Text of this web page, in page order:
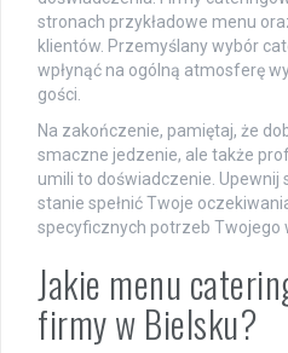
stronach przykładowe menu
klientów. Przemyślany wybór
wpłynąć na ogólną atmosferę
gości.
Na zakończenie, pamiętaj, że
smaczne jedzenie, ale także
umili to doświadczenie. Upewnij
stanie spełnić Twoje
specyficznych potrzeb Twojego
Jakie menu
firmy w Bielsku?